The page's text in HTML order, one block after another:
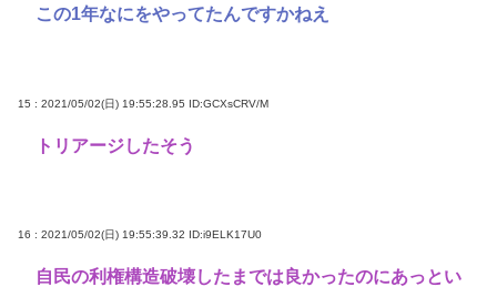
この1年なにをやってたんですかねえ
15 : 2021/05/02(日) 19:55:28.95 ID:GCXsCRV/M
トリアージしたそう
16 : 2021/05/02(日) 19:55:39.32 ID:i9ELK17U0
自民の利権構造破壊したまでは良かったのにあっとい